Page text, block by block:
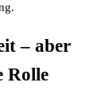
– aber
Rolle